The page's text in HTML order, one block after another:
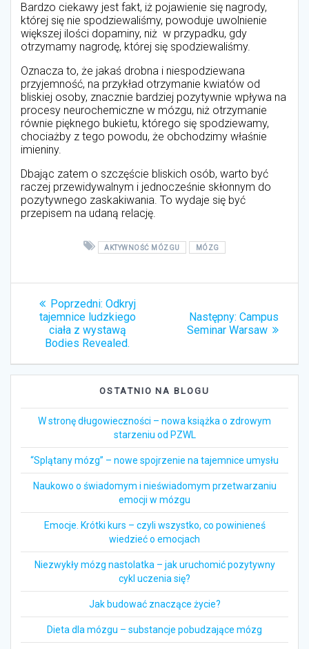
Bardzo ciekawy jest fakt, iż pojawienie się nagrody,
której się nie spodziewaliśmy, powoduje uwolnienie
większej ilości dopaminy, niż w przypadku, gdy
otrzymamy nagrodę, której się spodziewaliśmy.
Oznacza to, że jakaś drobna i niespodziewana
przyjemność, na przykład otrzymanie kwiatów od
bliskiej osoby, znacznie bardziej pozytywnie wpływa na
procesy neurochemiczne w mózgu, niż otrzymanie
równie pięknego bukietu, którego się spodziewamy,
chociażby z tego powodu, że obchodzimy właśnie
imieniny.
Dbając zatem o szczęście bliskich osób, warto być
raczej przewidywalnym i jednocześnie skłonnym do
pozytywnego zaskakiwania. To wydaje się być
przepisem na udaną relację.
AKTYWNOŚĆ MÓZGU MÓZG
wpisuPoprzedni: Poprzedni
wpis:
Odkryj
tajemnice ludzkiego
ciała z wystawą
Bodies Revealed.
Następny: Następny
wpis:
Campus
Seminar Warsaw
OSTATNIO NA BLOGU
W stronę długowieczności – nowa książka o zdrowym
starzeniu od PZWL
“Splątany mózg” – nowe spojrzenie na tajemnice umysłu
Naukowo o świadomym i nieświadomym przetwarzaniu
emocji w mózgu
Emocje. Krótki kurs – czyli wszystko, co powinieneś
wiedzieć o emocjach
Niezwykły mózg nastolatka – jak uruchomić pozytywny
cykl uczenia się?
Jak budować znaczące życie?
Dieta dla mózgu – substancje pobudzające mózg